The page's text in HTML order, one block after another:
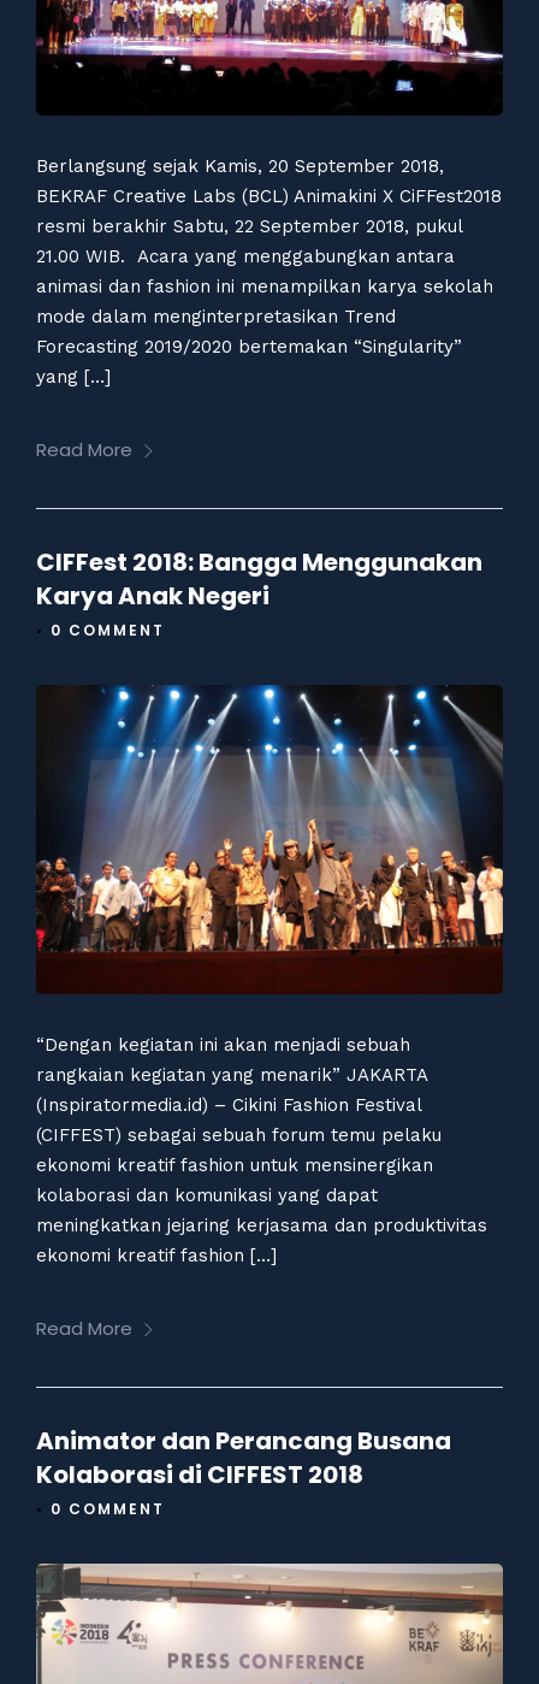
Berlangsung sejak Kamis, 20 September 2018,
BEKRAF Creative Labs (BCL) Animakini X CiFFest2018
resmi berakhir Sabtu, 22 September 2018, pukul
21.00 WIB. Acara yang menggabungkan antara
animasi dan fashion ini menampilkan karya sekolah
mode dalam menginterpretasikan Trend
Forecasting 2019/2020 bertemakan “Singularity”
yang […]
Read More
CIFFest 2018: Bangga Menggunakan
Karya Anak Negeri
• 0 COMMENT
“Dengan kegiatan ini akan menjadi sebuah
rangkaian kegiatan yang menarik” JAKARTA
(Inspiratormedia.id) – Cikini Fashion Festival
(CIFFEST) sebagai sebuah forum temu pelaku
ekonomi kreatif fashion untuk mensinergikan
kolaborasi dan komunikasi yang dapat
meningkatkan jejaring kerjasama dan produktivitas
ekonomi kreatif fashion […]
Read More
Animator dan Perancang Busana
Kolaborasi di CIFFEST 2018
• 0 COMMENT